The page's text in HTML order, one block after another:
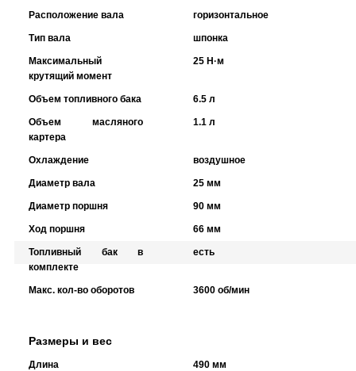
Расположение вала горизонтальное
Тип вала шпонка
Максимальный
крутящий момент
25 Н·м
Объем топливного бака 6.5 л
Объем масляного
картера
1.1 л
Охлаждение воздушное
Диаметр вала 25 мм
Диаметр поршня 90 мм
Ход поршня 66 мм
Топливный бак в
комплекте
есть
Макс. кол-во оборотов 3600 об/мин
Размеры и вес
Длина 490 мм